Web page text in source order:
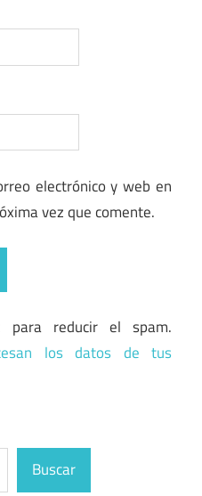
electrónico y web en
vez que comente.
para reducir el spam.
los datos de tus
Buscar